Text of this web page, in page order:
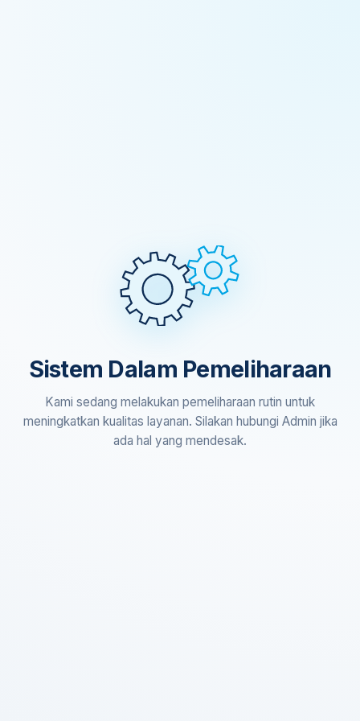
Sistem Dalam Pemeliharaan
Kami sedang melakukan pemeliharaan rutin untuk
meningkatkan kualitas layanan. Silakan hubungi Admin jika
ada hal yang mendesak.